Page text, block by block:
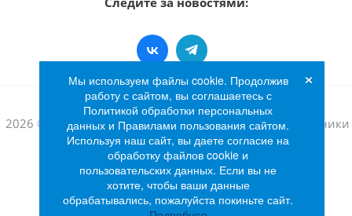
2026 © Интернет-магазин бытовой техники и электроники
«Лидер»
Мы используем файлы cookie. Продолжив
работу с сайтом, вы соглашаетесь с
Политикой обработки персональных
данных и Правилами пользования сайтом.
Используя наш сайт, вы даете согласие на
обработку файлов cookie и
пользовательских данных. Если вы не
хотите, чтобы ваши данные
обрабатывались, пожалуйста покиньте сайт.
×